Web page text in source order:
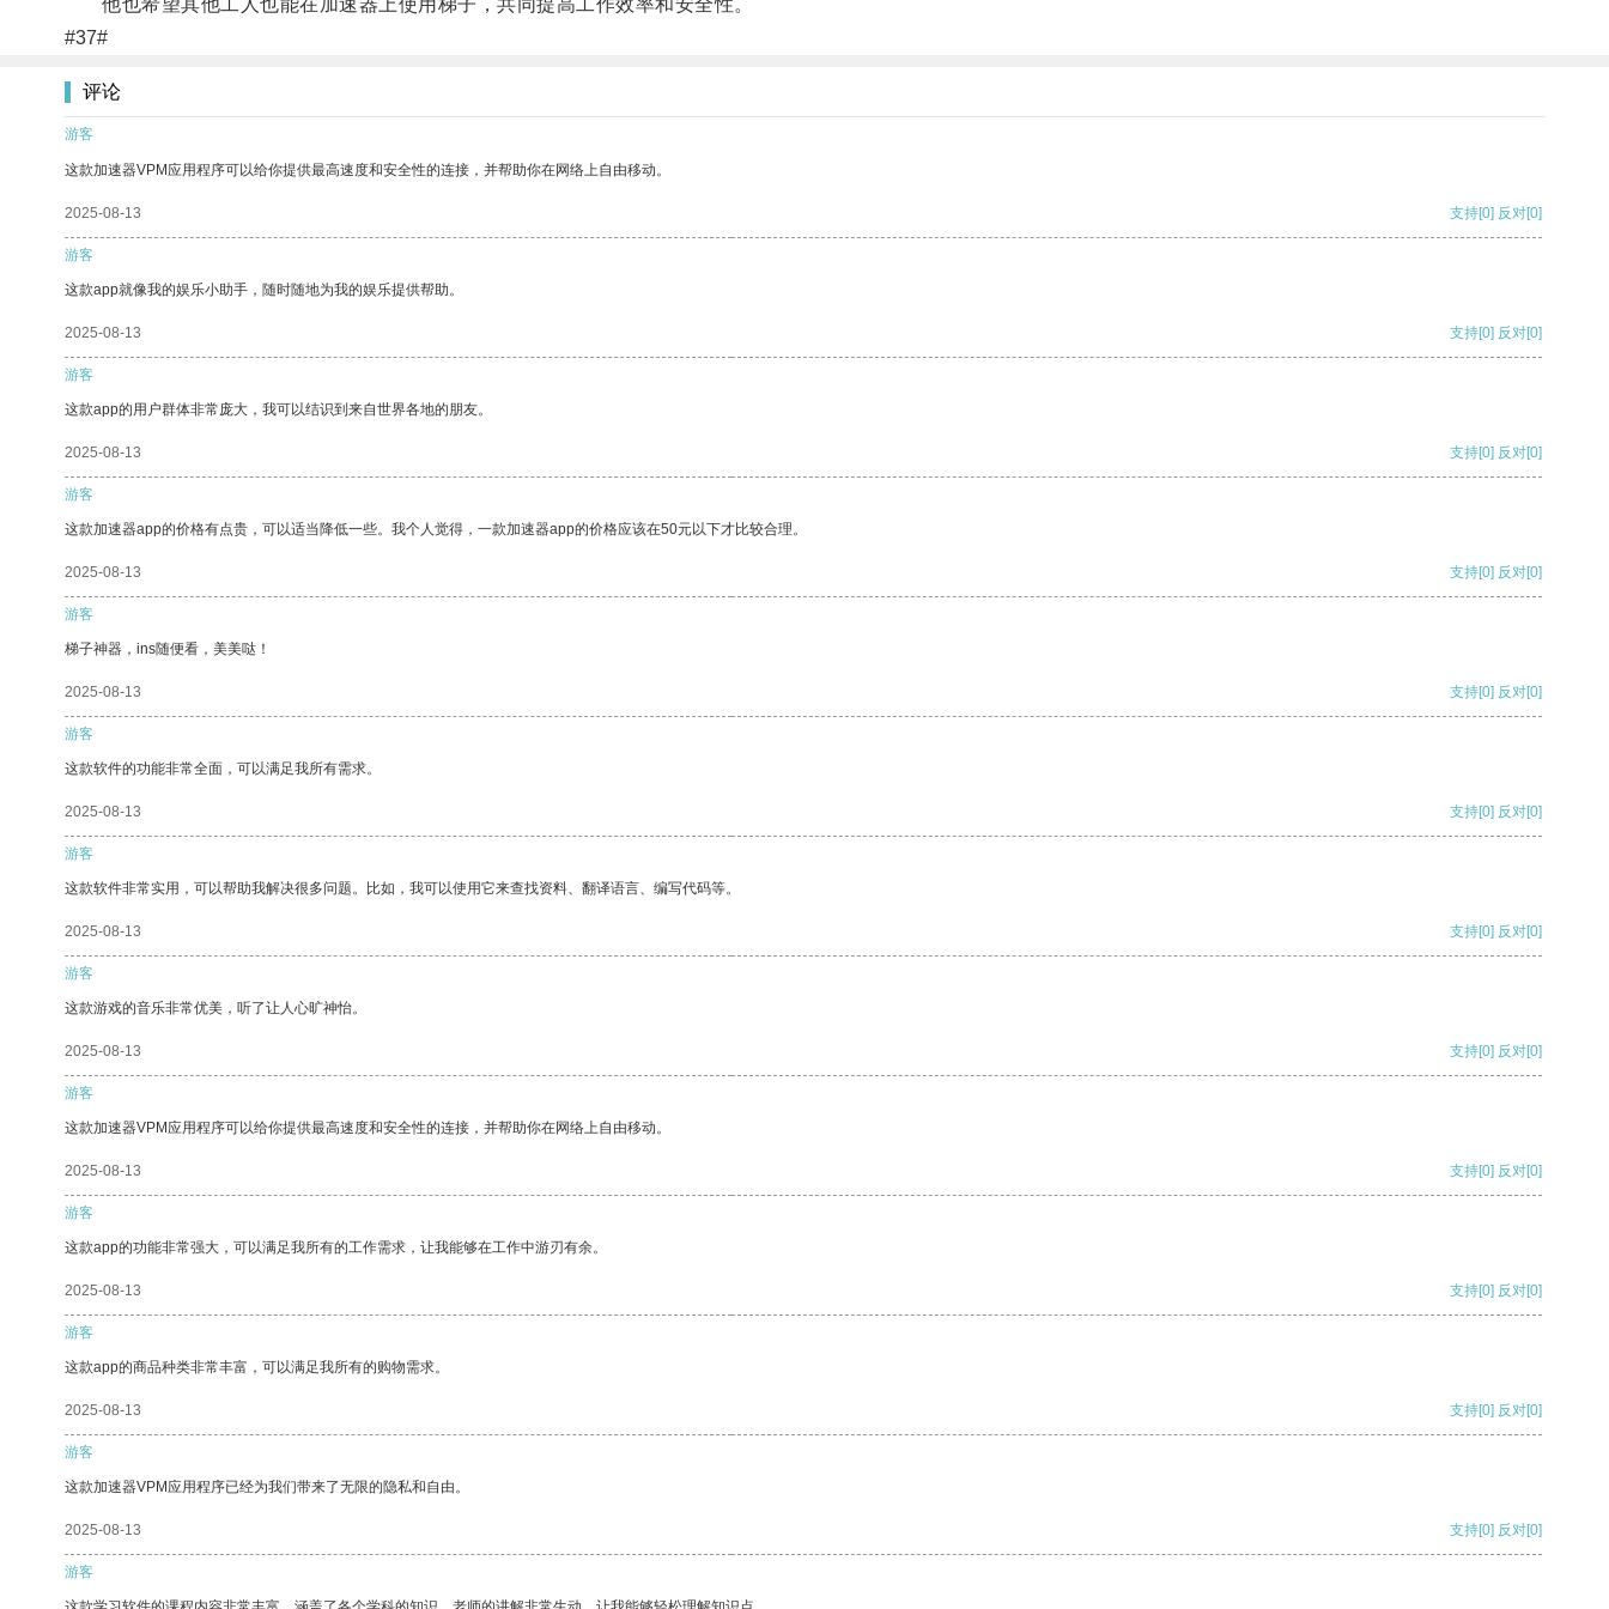
他也希望其他工人也能在加速器上使用梯子，共同提高工作效率和安全性。
#37#
评论
游客
这款加速器VPM应用程序可以给你提供最高速度和安全性的连接，并帮助你在网络上自由移动。
2025-08-13 支持[0] 反对[0]
游客
这款app就像我的娱乐小助手，随时随地为我的娱乐提供帮助。
2025-08-13 支持[0] 反对[0]
游客
这款app的用户群体非常庞大，我可以结识到来自世界各地的朋友。
2025-08-13 支持[0] 反对[0]
游客
这款加速器app的价格有点贵，可以适当降低一些。我个人觉得，一款加速器app的价格应该在50元以下才比较合理。
2025-08-13 支持[0] 反对[0]
游客
梯子神器，ins随便看，美美哒！
2025-08-13 支持[0] 反对[0]
游客
这款软件的功能非常全面，可以满足我所有需求。
2025-08-13 支持[0] 反对[0]
游客
这款软件非常实用，可以帮助我解决很多问题。比如，我可以使用它来查找资料、翻译语言、编写代码等。
2025-08-13 支持[0] 反对[0]
游客
这款游戏的音乐非常优美，听了让人心旷神怡。
2025-08-13 支持[0] 反对[0]
游客
这款加速器VPM应用程序可以给你提供最高速度和安全性的连接，并帮助你在网络上自由移动。
2025-08-13 支持[0] 反对[0]
游客
这款app的功能非常强大，可以满足我所有的工作需求，让我能够在工作中游刃有余。
2025-08-13 支持[0] 反对[0]
游客
这款app的商品种类非常丰富，可以满足我所有的购物需求。
2025-08-13 支持[0] 反对[0]
游客
这款加速器VPM应用程序已经为我们带来了无限的隐私和自由。
2025-08-13 支持[0] 反对[0]
游客